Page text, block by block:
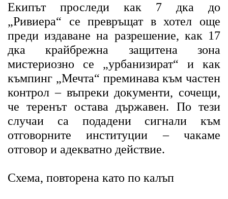
Екипът проследи как 7 дка до
„Ривиера“ се превръщат в хотел още
преди издаване на разрешение, как 17
дка крайбрежна защитена зона
мистериозно се „урбанизират“ и как
къмпинг „Мечта“ преминава към частен
контрол – въпреки документи, сочещи,
че теренът остава държавен. По тези
случаи са подадени сигнали към
отговорните институции – чакаме
отговор и адекватно действие.
Схема, повторена като по калъп